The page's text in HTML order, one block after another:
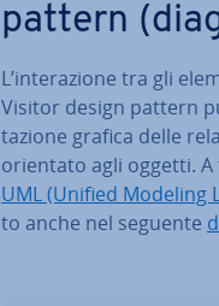
pattern
L’in­te­ra­zio­ne tra gli
Visitor design pattern
ta­zio­ne grafica delle
orientato agli oggetti.
UML (Unified Modeling
to anche nel seguente